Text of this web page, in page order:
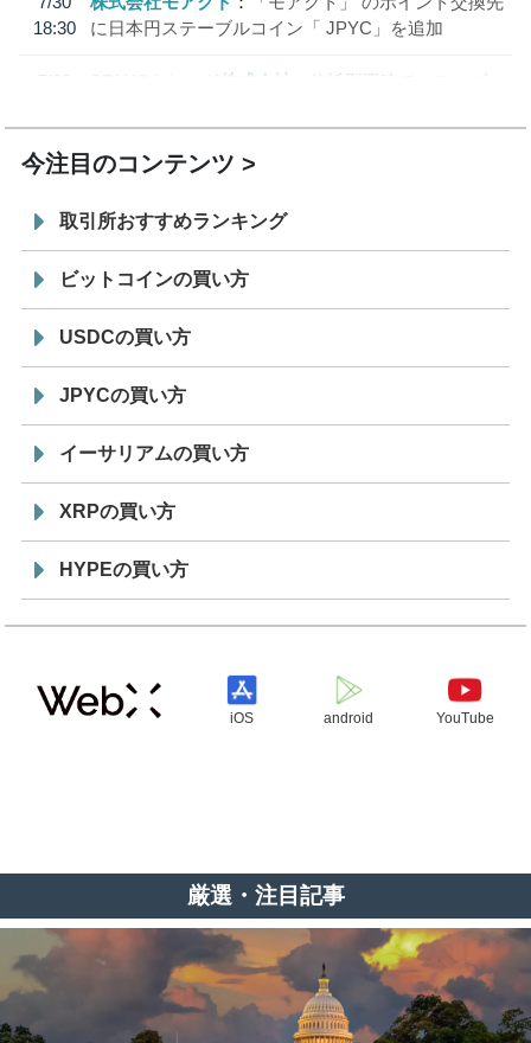
18:30
に日本円ステーブルコイン「 JPYC」を追加
7/29
SBI VCトレード株式会社
信託型円建てステーブル
今注目のコンテンツ
取引所おすすめランキング
ビットコインの買い方
USDCの買い方
JPYCの買い方
イーサリアムの買い方
XRPの買い方
HYPEの買い方
iOS android YouTube
厳選・注目記事